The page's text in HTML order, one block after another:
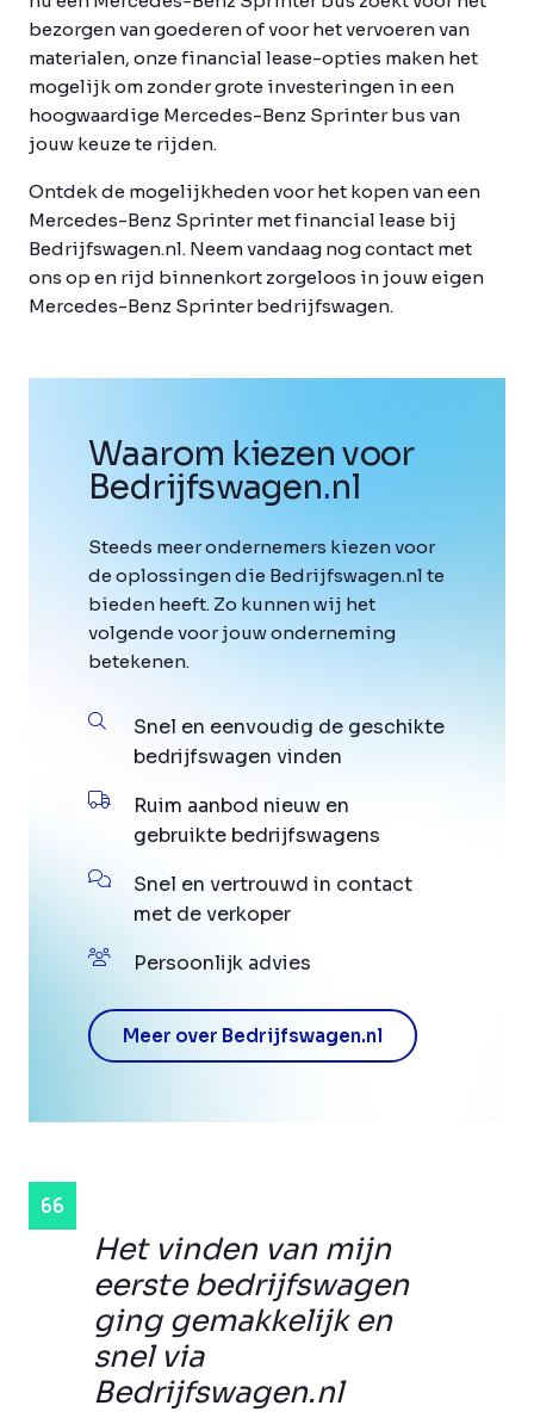
bezorgen van goederen of voor het vervoeren van
materialen, onze financial lease-opties maken het
mogelijk om zonder grote investeringen in een
hoogwaardige Mercedes-Benz Sprinter bus van
jouw keuze te rijden.
Ontdek de mogelijkheden voor het kopen van een
Mercedes-Benz Sprinter met financial lease bij
Bedrijfswagen.nl. Neem vandaag nog contact met
ons op en rijd binnenkort zorgeloos in jouw eigen
Mercedes-Benz Sprinter bedrijfswagen.
Het vinden van mijn
eerste bedrijfswagen
ging gemakkelijk en
snel via
Bedrijfswagen.nl
Waarom kiezen voor
Bedrijfswagen.nl
Steeds meer ondernemers kiezen voor
de oplossingen die Bedrijfswagen.nl te
bieden heeft. Zo kunnen wij het
volgende voor jouw onderneming
betekenen.
Snel en eenvoudig de geschikte
bedrijfswagen vinden
Ruim aanbod nieuw en
gebruikte bedrijfswagens
Snel en vertrouwd in contact
met de verkoper
Persoonlijk advies
Meer over Bedrijfswagen.nl